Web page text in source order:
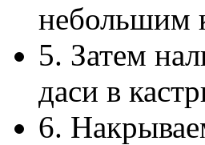
небольшим
5. Затем
даси в
6.